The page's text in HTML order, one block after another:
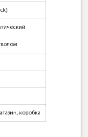
коробка